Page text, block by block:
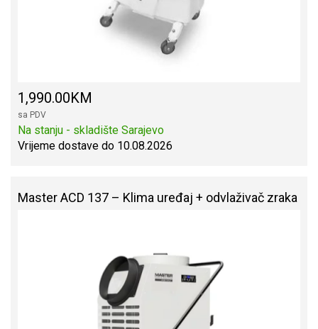
1,990.00KM
sa PDV
Na stanju - skladište Sarajevo
Vrijeme dostave do 10.08.2026
Master ACD 137 – Klima uređaj + odvlaživač zraka